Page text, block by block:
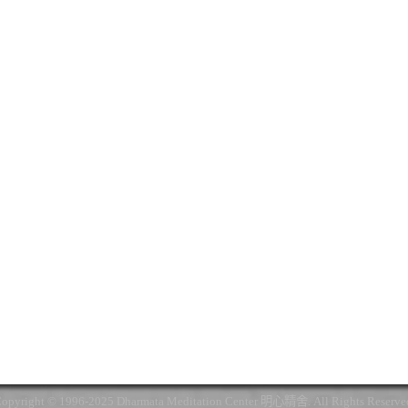
© 1996-2025 Dharmata Meditation Center 明心精舍. All Rights